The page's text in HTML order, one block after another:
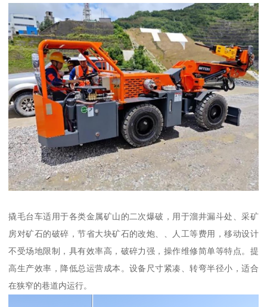
撬毛台车适用于各类金属矿山的二次爆破，用于溜井漏斗处、采矿
房对矿石的破碎，节省大块矿石的改炮、、人工等费用，移动设计
不受场地限制，具有效率高，破碎力强，操作维修简单等特点。提
高生产效率，降低总运营成本。设备尺寸紧凑、转弯半径小，适合
在狭窄的巷道内运行。